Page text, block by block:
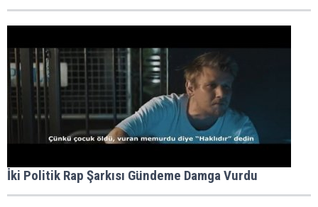
İki Politik Rap Şarkısı Gündeme Damga Vurdu